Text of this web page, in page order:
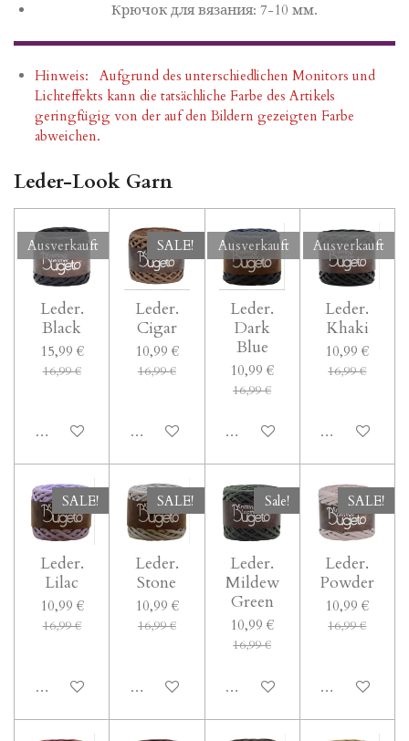
Крючок для вязания: 7-10 мм.
Hinweis: Aufgrund des unterschiedlichen Monitors und
Lichteffekts kann die tatsächliche Farbe des Artikels
geringfügig von der auf den Bildern gezeigten Farbe
abweichen.
Leder-Look Garn
Ausverkauft
Leder.
Black
15,99 €
16,99 €
Bei Verfügbarkeit benachrichtigen
SALE!
Leder.
Cigar
10,99 €
16,99 €
In den Warenkorb
Ausverkauft
Leder.
Dark
Blue
10,99 €
16,99 €
Bei Verfügbarkeit
Ausverkauft
Leder.
Khaki
10,99 €
16,99 €
Bei
SALE!
Leder.
Lilac
10,99 €
16,99 €
In den Warenkorb
SALE!
Leder.
Stone
10,99 €
16,99 €
In den Warenkorb
Sale!
Leder.
Mildew
Green
10,99 €
16,99 €
In den Warenkorb
SALE!
Leder.
Powder
10,99 €
16,99 €
In den